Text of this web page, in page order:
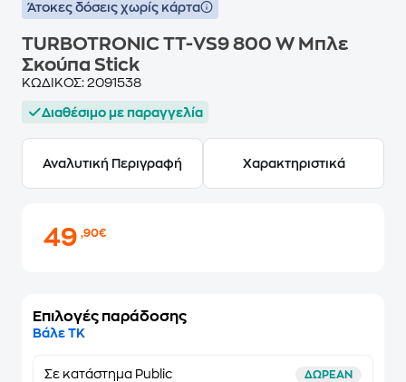
Άτοκες δόσεις χωρίς κάρτα
TURBOTRONIC TT-VS9 800 W Μπλε
Σκούπα Stick
ΚΩΔΙΚΟΣ: 2091538
Διαθέσιμο με παραγγελία
Αναλυτική Περιγραφή Χαρακτηριστικά
49,90€
Επιλογές παράδοσης
Βάλε ΤΚ
Σε κατάστημα Public ΔΩΡΕΑΝ